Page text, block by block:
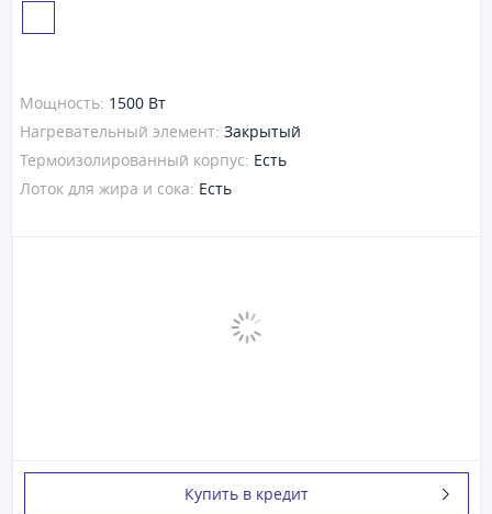
Мощность: 1500 Вт
Нагревательный элемент: Закрытый
Термоизолированный корпус: Есть
Лоток для жира и сока: Есть
Купить в кредит